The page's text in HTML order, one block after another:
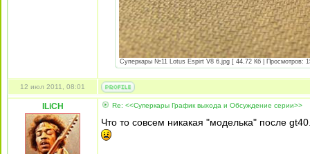
Суперкары №11 Lotus Espirt V8 6.jpg [ 44.72 Кб | Просмотров:
12 июл 2011, 08:01
ILiCH Re: <<Суперкары График выхода и Обсуждение серии>>
Что то совсем никакая "моделька" после